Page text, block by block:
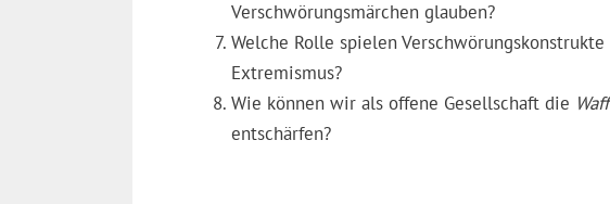
Verschwörungsmärchen glauben?
Welche Rolle spielen
Extremismus?
Wie können wir als offene Gesellschaft die
entschärfen?